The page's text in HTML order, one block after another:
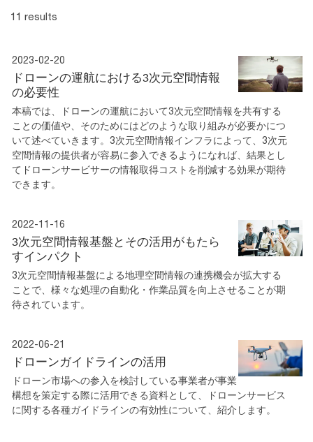
11 results
2023-02-20
ドローンの運航における3次元空間情報
の必要性
本稿では、ドローンの運航において3次元空間情報を共有する
ことの価値や、そのためにはどのような取り組みが必要かにつ
いて述べていきます。3次元空間情報インフラによって、3次元
空間情報の提供者が容易に参入できるようになれば、結果とし
てドローンサービサーの情報取得コストを削減する効果が期待
できます。
2022-11-16
3次元空間情報基盤とその活用がもたら
すインパクト
3次元空間情報基盤による地理空間情報の連携機会が拡大する
ことで、様々な処理の自動化・作業品質を向上させることが期
待されています。
2022-06-21
ドローンガイドラインの活用
ドローン市場への参入を検討している事業者が事業
構想を策定する際に活用できる資料として、ドローンサービス
に関する各種ガイドラインの有効性について、紹介します。